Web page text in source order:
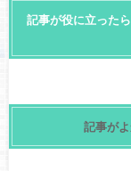
記事が役に立った
記事が